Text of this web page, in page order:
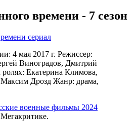
времени - 7 сезон
4 мая 2017 г. Режиссер:
Виноградов, Дмитрий
Екатерина Климова,
Дрозд Жанр: драма,
военные фильмы 2024